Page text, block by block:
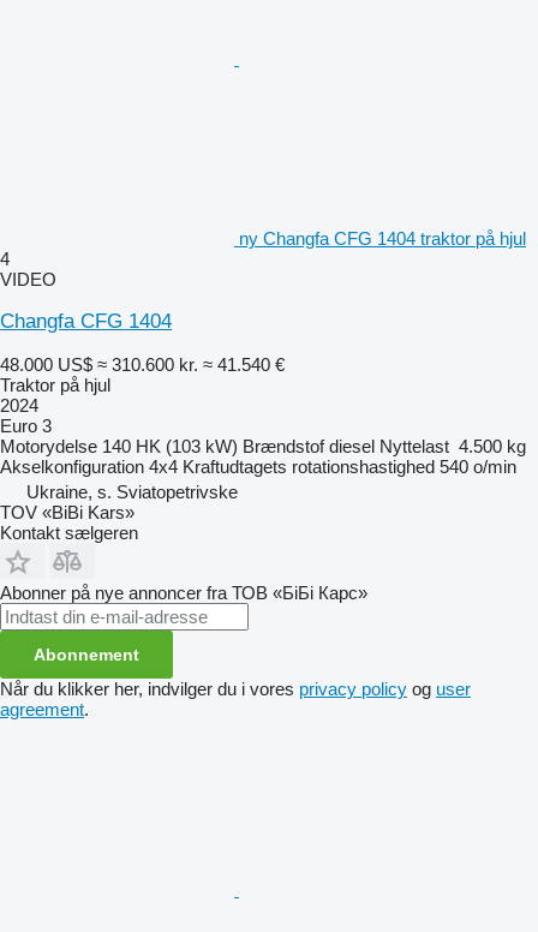
ny Changfa CFG 1404 traktor på hjul
4
VIDEO
Changfa CFG 1404
48.000 US$ ≈ 310.600 kr. ≈ 41.540 €
Traktor på hjul
2024
Euro 3
Motorydelse 140 HK (103 kW) Brændstof diesel Nyttelast 4.500 kg
Akselkonfiguration 4x4 Kraftudtagets rotationshastighed 540 o/min
Ukraine, s. Sviatopetrivske
TOV «BiBi Kars»
Kontakt sælgeren
Abonner på nye annoncer fra ТОВ «БіБі Карс»
Abonnement
Når du klikker her, indvilger du i vores privacy policy og user
agreement.